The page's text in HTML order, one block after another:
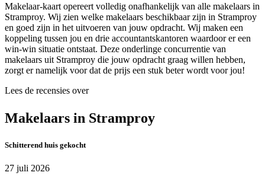
Makelaar-kaart opereert volledig onafhankelijk van alle makelaars in
Stramproy. Wij zien welke makelaars beschikbaar zijn in Stramproy
en goed zijn in het uitvoeren van jouw opdracht. Wij maken een
koppeling tussen jou en drie accountantskantoren waardoor er een
win-win situatie ontstaat. Deze onderlinge concurrentie van
makelaars uit Stramproy die jouw opdracht graag willen hebben,
zorgt er namelijk voor dat de prijs een stuk beter wordt voor jou!
Lees de recensies over
Makelaars in Stramproy
Schitterend huis gekocht
27 juli 2026